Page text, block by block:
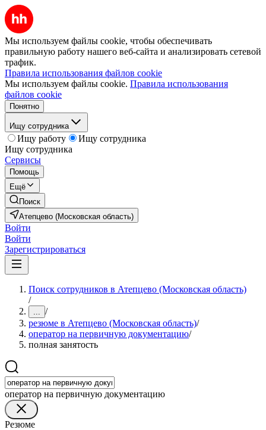
Мы используем файлы cookie, чтобы обеспечивать
правильную работу нашего веб-сайта и анализировать сетевой
трафик.
Правила использования файлов cookie
Мы используем файлы cookie. Правила использования
файлов cookie
Понятно
Ищу сотрудника
Ищу работу
Ищу сотрудника
Ищу сотрудника
Сервисы
Помощь
Ещё
Поиск
Атепцево (Московская область)
Войти
Войти
Зарегистрироваться
Поиск сотрудников в Атепцево (Московская область)
/
... /
резюме в Атепцево (Московская область)/
оператор на первичную документацию/
полная занятость
оператор на первичную документацию
Резюме